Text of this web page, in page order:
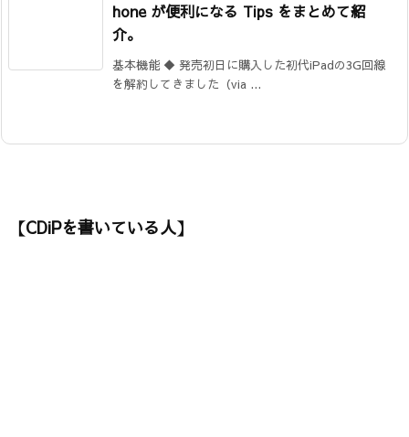
hone が便利になる Tips をまとめて紹
介。
基本機能 ◆ 発売初日に購入した初代iPadの3G回線
を解約してきました（via ...
【CDiPを書いている人】